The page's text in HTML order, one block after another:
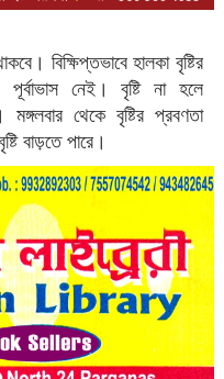
বিক্ষিপ্তভাবে হালকা বৃষ্টির
নেই। বৃষ্টি না হলে
থেকে বৃষ্টির প্রবণতা
বাড়তে পারে।